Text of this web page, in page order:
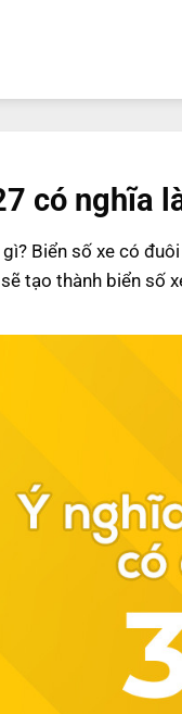
có nghĩa
Biển số xe có đuôi
tạo thành biển số